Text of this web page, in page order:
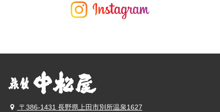
〒386-1431 長野県上田市別所温泉1627